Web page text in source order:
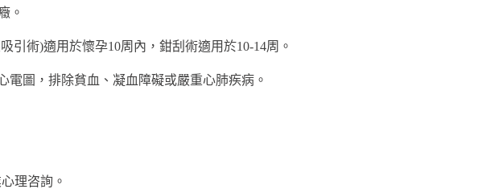
。
引術)適用於懷孕10周內，鉗刮術適用於10-14周。
圖，排除貧血、凝血障礙或嚴重心肺疾病。
理咨詢。